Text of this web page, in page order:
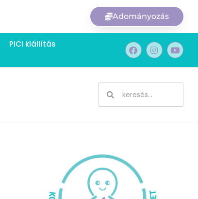
Adományozás
PICi kiállítás